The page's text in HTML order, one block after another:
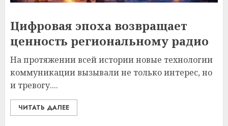
Цифровая эпоха возвращает
ценность региональному радио
На протяжении всей истории новые технологии
коммуникации вызывали не только интерес, но
и тревогу....
ЧИТАТЬ ДАЛЕЕ